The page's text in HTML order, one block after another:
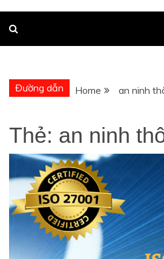
Đường dẫn Home an ninh
Thẻ: an ninh